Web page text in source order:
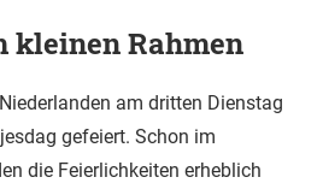
kleinen Rahmen
am dritten Dienstag
gefeiert. Schon im
die Feierlichkeiten erheblich